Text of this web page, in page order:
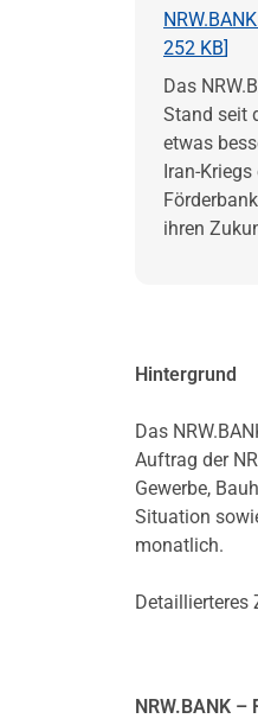
252 KB]
Das
Stand seit
etwas
Iran-
ihren
Hintergrund
Das
Auftrag der
Gewerbe,
Situation
monatlich.
Detaillierteres
NRW.BANK